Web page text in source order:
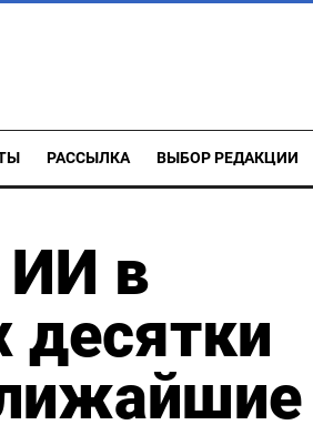
РАССЫЛКА ВЫБОР РЕДАКЦИИ
ИИ в
десятки